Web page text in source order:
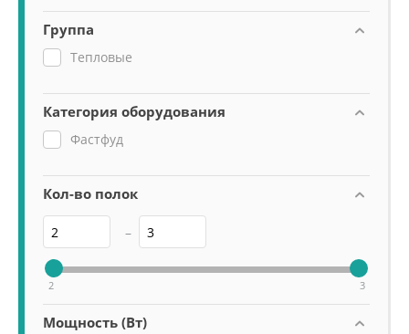
Группа
Тепловые
Категория оборудования
Фастфуд
Кол-во полок
–
2 3
Мощность (Вт)